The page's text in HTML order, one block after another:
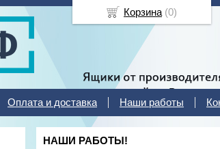
Оплата и доставка Наши работы
НАШИ РАБОТЫ!
Корзина (0)